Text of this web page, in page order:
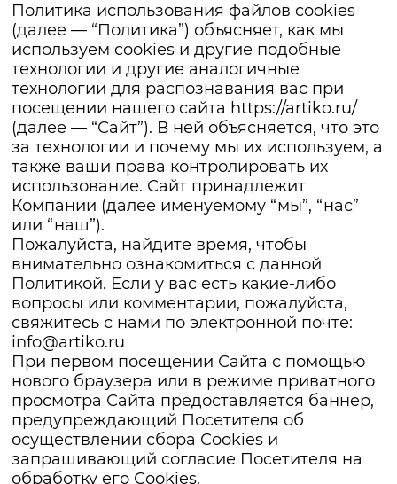
Политика использования файлов cookies
(далее — “Политика”) объясняет, как мы
используем cookies и другие подобные
технологии и другие аналогичные
технологии для распознавания вас при
посещении нашего сайта https://artiko.ru/
(далее — “Сайт”). В ней объясняется, что это
за технологии и почему мы их используем, а
также ваши права контролировать их
использование. Сайт принадлежит
Компании (далее именуемому “мы”, “нас”
или “наш”).
Пожалуйста, найдите время, чтобы
внимательно ознакомиться с данной
Политикой. Если у вас есть какие-либо
вопросы или комментарии, пожалуйста,
свяжитесь с нами по электронной почте:
info@artiko.ru
При первом посещении Сайта с помощью
нового браузера или в режиме приватного
просмотра Сайта предоставляется баннер,
предупреждающий Посетителя об
осуществлении сбора Сookies и
запрашивающий согласие Посетителя на
обработку его Сookies.